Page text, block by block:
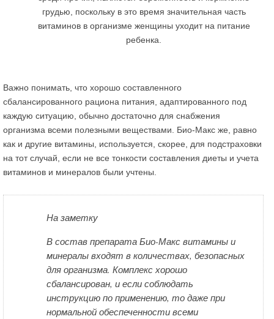
Важно понимать, что хорошо составленного
сбалансированного рациона питания, адаптированного под
каждую ситуацию, обычно достаточно для снабжения
организма всеми полезными веществами. Био-Макс же, равно
как и другие витамины, используется, скорее, для подстраховки
на тот случай, если не все тонкости составления диеты и учета
витаминов и минералов были учтены.
На заметку
В состав препарата Био-Макс витамины и
минералы входят в количествах, безопасных
для организма. Комплекс хорошо
сбалансирован, и если соблюдать
инструкцию по применению, то даже при
нормальной обеспеченности всеми